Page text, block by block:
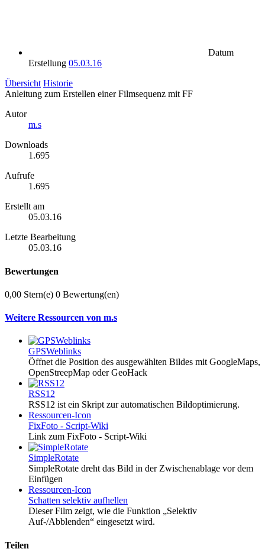
Datum
Erstellung 05.03.16
Übersicht Historie
Anleitung zum Erstellen einer Filmsequenz mit FF
Autor
m.s
Downloads
1.695
Aufrufe
1.695
Erstellt am
05.03.16
Letzte Bearbeitung
05.03.16
Bewertungen
0,00 Stern(e) 0 Bewertung(en)
Weitere Ressourcen von m.s
GPSWeblinks
Öffnet die Position des ausgewählten Bildes mit GoogleMaps,
OpenStreepMap oder GeoHack
RSS12
RSS12 ist ein Skript zur automatischen Bildoptimierung.
Ressourcen-Icon
FixFoto - Script-Wiki
Link zum FixFoto - Script-Wiki
SimpleRotate
SimpleRotate dreht das Bild in der Zwischenablage vor dem
Einfügen
Ressourcen-Icon
Schatten selektiv aufhellen
Dieser Film zeigt, wie die Funktion „Selektiv
Auf-/Abblenden“ eingesetzt wird.
Teilen